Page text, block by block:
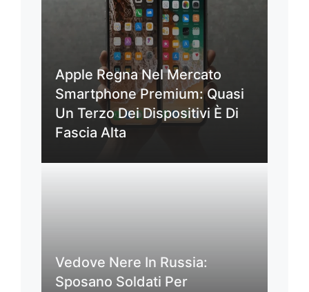
Apple Regna Nel Mercato
Smartphone Premium: Quasi
Un Terzo Dei Dispositivi È Di
Fascia Alta
Vedove Nere In Russia:
Sposano Soldati Per